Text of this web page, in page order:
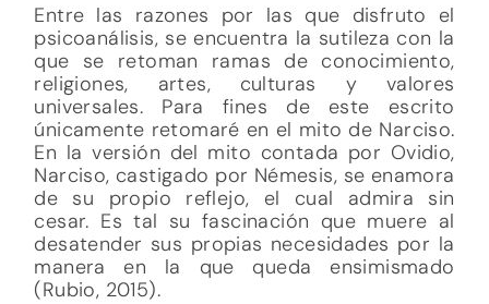
Entre las razones por las que disfruto el
psicoanálisis, se encuentra la sutileza con la
que se retoman ramas de conocimiento,
religiones, artes, culturas y valores
universales. Para fines de este escrito
únicamente retomaré en el mito de Narciso.
En la versión del mito contada por Ovidio,
Narciso, castigado por Némesis, se enamora
de su propio reflejo, el cual admira sin
cesar. Es tal su fascinación que muere al
desatender sus propias necesidades por la
manera en la que queda ensimismado
(Rubio, 2015).